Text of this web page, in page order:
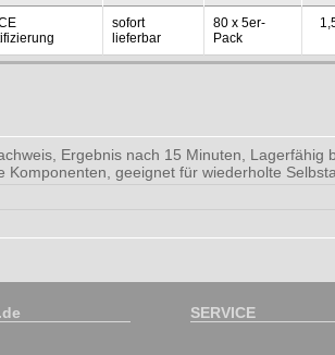
sofort
lieferbar
80 x 5er-
Pack
Ergebnis nach 15 Minuten, Lagerfähig
Komponenten, geeignet für wiederholte
.de SERVICE